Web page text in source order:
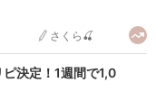
さくら🍒
決定！1週間で1,0